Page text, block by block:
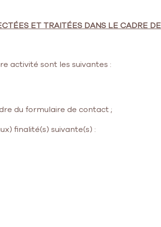
ET TRAITÉES DANS LE CADRE
activité sont les suivantes :
du formulaire de contact ;
finalité(s) suivante(s) :